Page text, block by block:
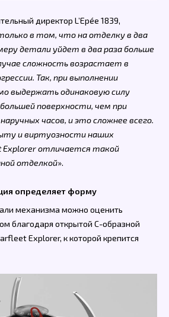
директор L’Epée 1839,
в том, что на отделку в два
детали уйдет в два раза больше
сложность возрастает в
Так, при выполнении
выдержать одинаковую силу
поверхности, чем при
часов, и это сложнее всего.
и виртуозности наших
Explorer отличается такой
отделкой».
определяет форму
механизма можно оценить
благодаря открытой С-образной
Explorer, к которой крепится